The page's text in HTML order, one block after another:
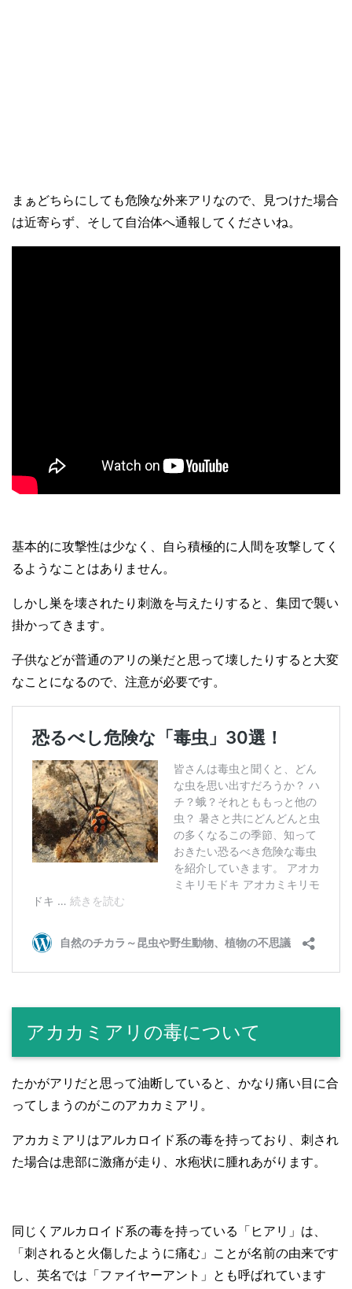
まぁどちらにしても危険な外来アリなので、見つけた場合
は近寄らず、そして自治体へ通報してくださいね。
基本的に攻撃性は少なく、自ら積極的に人間を攻撃してく
るようなことはありません。
しかし巣を壊されたり刺激を与えたりすると、集団で襲い
掛かってきます。
子供などが普通のアリの巣だと思って壊したりすると大変
なことになるので、注意が必要です。
アカカミアリの毒について
たかがアリだと思って油断していると、かなり痛い目に合
ってしまうのがこのアカカミアリ。
アカカミアリはアルカロイド系の毒を持っており、刺され
た場合は患部に激痛が走り、水疱状に腫れあがります。
同じくアルカロイド系の毒を持っている「ヒアリ」は、
「刺されると火傷したように痛む」ことが名前の由来です
し、英名では「ファイヤーアント」とも呼ばれています